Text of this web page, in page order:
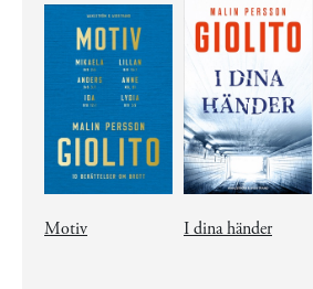
Motiv I dina händer